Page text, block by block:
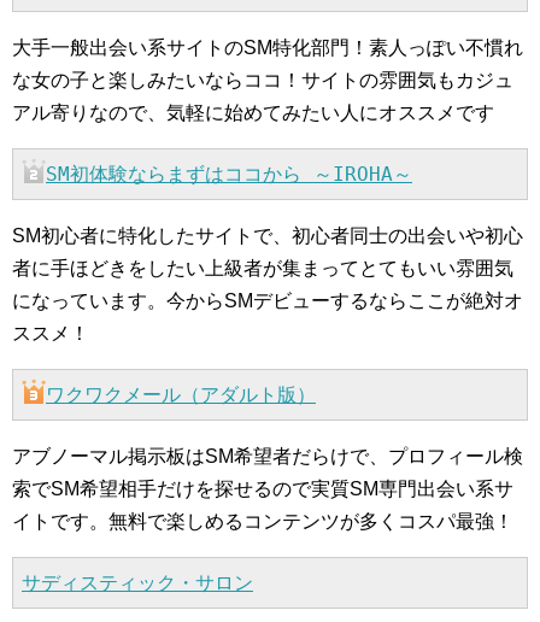
大手一般出会い系サイトのSM特化部門！素人っぽい不慣れ
な女の子と楽しみたいならココ！サイトの雰囲気もカジュ
アル寄りなので、気軽に始めてみたい人にオススメです
SM初体験ならまずはココから ～IROHA～
SM初心者に特化したサイトで、初心者同士の出会いや初心
者に手ほどきをしたい上級者が集まってとてもいい雰囲気
になっています。今からSMデビューするならここが絶対オ
ススメ！
ワクワクメール（アダルト版）
アブノーマル掲示板はSM希望者だらけで、プロフィール検
索でSM希望相手だけを探せるので実質SM専門出会い系サ
イトです。無料で楽しめるコンテンツが多くコスパ最強！
サディスティック・サロン